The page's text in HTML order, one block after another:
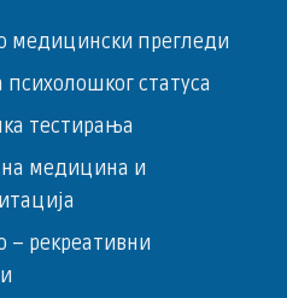
медицински прегледи
статуса
тестирања
медицина и
– ­рекреативни